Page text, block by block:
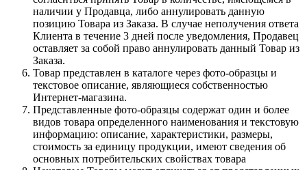
наличии у Продавца, либо аннулировать данную
позицию Товара из Заказа. В случае неполучения ответа
Клиента в течение 3 дней после уведомления, Продавец
оставляет за собой право аннулировать данный Товар из
Заказа.
Товар представлен в каталоге через фото-образцы и
текстовое описание, являющиеся собственностью
Интернет-магазина.
Представленные фото-образцы содержат один и более
видов товара определенного наименования и текстовую
информацию: описание, характеристики, размеры,
стоимость за единицу продукции, имеют сведения об
основных потребительских свойствах товара